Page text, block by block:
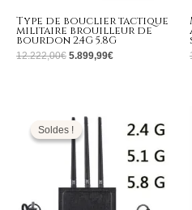
Type de bouclier tactique
militaire brouilleur de
bourdon 2.4G 5.8G
12.222,00€ 5.899,99€
Soldes !
Soldes !
prix
initial
était :
1.699,00€.
prix
actuel
est :